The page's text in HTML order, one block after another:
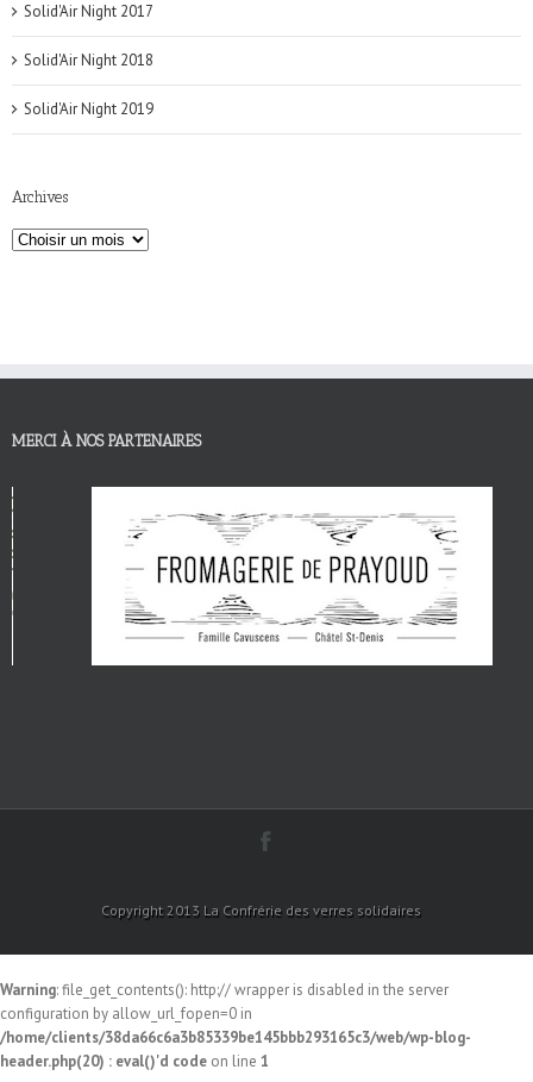
Solid'Air Night 2017
Solid'Air Night 2018
Solid'Air Night 2019
Archives
MERCI À NOS PARTENAIRES
Copyright 2013 La Confrérie des verres solidaires
Warning: file_get_contents(): http:// wrapper is disabled in the server
configuration by allow_url_fopen=0 in
/home/clients/38da66c6a3b85339be145bbb293165c3/web/wp-blog-
header.php(20) : eval()'d code on line 1